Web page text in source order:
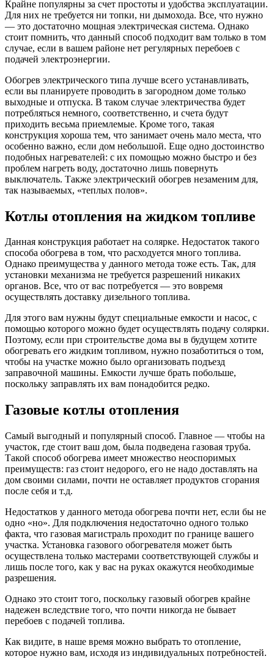
Крайне популярны за счет простоты и удобства эксплуатации.
Для них не требуется ни топки, ни дымохода. Все, что нужно
— это достаточно мощная электрическая система. Однако
стоит помнить, что данный способ подходит вам только в том
случае, если в вашем районе нет регулярных перебоев с
подачей электроэнергии.
Обогрев электрического типа лучше всего устанавливать,
если вы планируете проводить в загородном доме только
выходные и отпуска. В таком случае электричества будет
потребляться немного, соответственно, и счета будут
приходить весьма приемлемые. Кроме того, такая
конструкция хороша тем, что занимает очень мало места, что
особенно важно, если дом небольшой. Еще одно достоинство
подобных нагревателей: с их помощью можно быстро и без
проблем нагреть воду, достаточно лишь повернуть
выключатель. Также электрический обогрев незаменим для,
так называемых, «теплых полов».
Котлы отопления на жидком топливе
Данная конструкция работает на солярке. Недостаток такого
способа обогрева в том, что расходуется много топлива.
Однако преимущества у данного метода тоже есть. Так, для
установки механизма не требуется разрешений никаких
органов. Все, что от вас потребуется — это вовремя
осуществлять доставку дизельного топлива.
Для этого вам нужны будут специальные емкости и насос, с
помощью которого можно будет осуществлять подачу солярки.
Поэтому, если при строительстве дома вы в будущем хотите
обогревать его жидким топливом, нужно позаботиться о том,
чтобы на участке можно было организовать подъезд
заправочной машины. Емкости лучше брать побольше,
поскольку заправлять их вам понадобится редко.
Газовые котлы отопления
Самый выгодный и популярный способ. Главное — чтобы на
участок, где стоит ваш дом, была подведена газовая труба.
Такой способ обогрева имеет множество неоспоримых
преимуществ: газ стоит недорого, его не надо доставлять на
дом своими силами, почти не оставляет продуктов сгорания
после себя и т.д.
Недостатков у данного метода обогрева почти нет, если бы не
одно «но». Для подключения недостаточно одного только
факта, что газовая магистраль проходит по границе вашего
участка. Установка газового обогревателя может быть
осуществлена только мастерами соответствующей службы и
лишь после того, как у вас на руках окажутся необходимые
разрешения.
Однако это стоит того, поскольку газовый обогрев крайне
надежен вследствие того, что почти никогда не бывает
перебоев с подачей топлива.
Как видите, в наше время можно выбрать то отопление,
которое нужно вам, исходя из индивидуальных потребностей.